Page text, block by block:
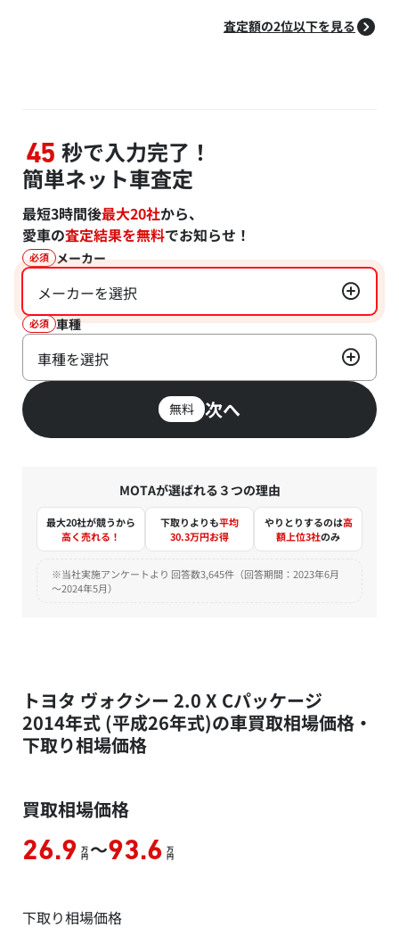
査定額の2位以下を見る
45 秒で入力完了！
簡単ネット車査定
最短3時間後最大20社から、
愛車の査定結果を無料でお知らせ！
必須 メーカー
メーカーを選択
必須 車種
車種を選択
無料 次へ
MOTAが選ばれる３つの理由
最大20社が競うから
高く売れる！
下取りよりも平均
30.3万円お得
やりとりするのは高
額上位3社のみ
※当社実施アンケートより 回答数3,645件（回答期間：2023年6月
～2024年5月）
トヨタ ヴォクシー 2.0 X Cパッケージ
2014年式 (平成26年式)の車買取相場価格・
下取り相場価格
買取相場価格
26.9 万
円 ～93.6 万
円
下取り相場価格